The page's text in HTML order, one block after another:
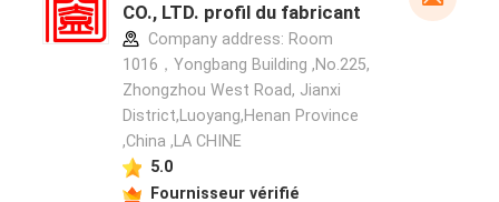
CO., LTD. profil du fabricant
Company address: Room
1016，Yongbang Building ,No.225,
Zhongzhou West Road, Jianxi
District,Luoyang,Henan Province
,China ,LA CHINE
5.0
Fournisseur vérifié